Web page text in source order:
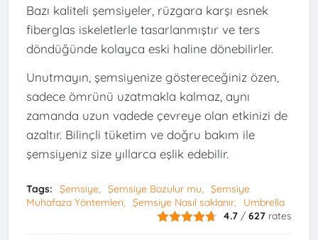
Bazı kaliteli şemsiyeler, rüzgara karşı esnek
fiberglas iskeletlerle tasarlanmıştır ve ters
döndüğünde kolayca eski haline dönebilirler.
Unutmayın, şemsiyenize göstereceğiniz özen,
sadece ömrünü uzatmakla kalmaz, aynı
zamanda uzun vadede çevreye olan etkinizi de
azaltır. Bilinçli tüketim ve doğru bakım ile
şemsiyeniz size yıllarca eşlik edebilir.
Tags: Şemsiye Şemsiye Bozulur mu
Şemsiye
Muhafaza Yöntemleri
Şemsiye Nasıl saklanır
Umbrella
4.7 /627 rates